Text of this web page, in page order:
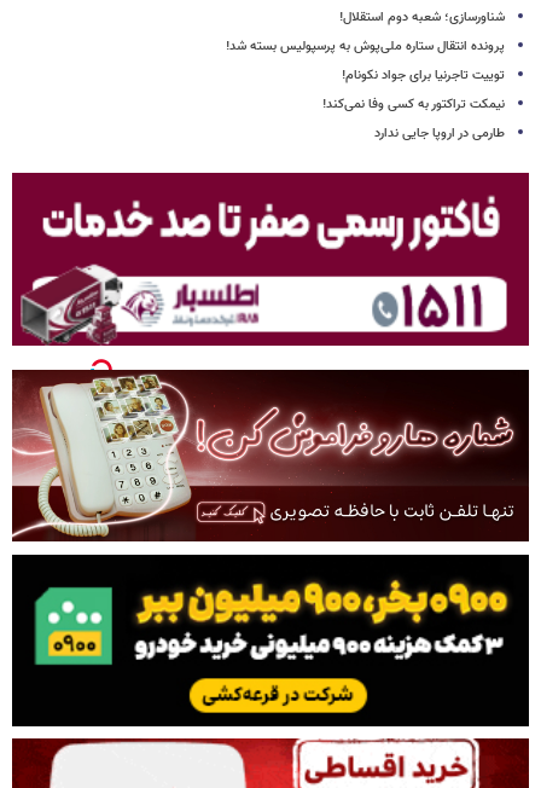
شناورسازی؛ شعبه دوم استقلال!
پرونده انتقال ستاره ملی‌پوش به پرسپولیس بسته شد!
توییت تاجرنیا برای جواد نکونام!
نیمکت تراکتور به کسی وفا نمی‌کند!
طارمی در اروپا جایی ندارد